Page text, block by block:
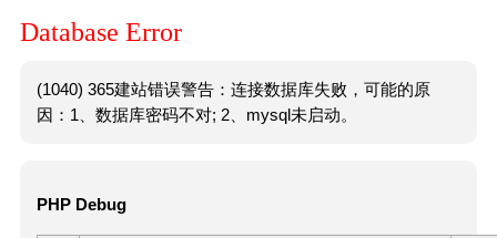
Database Error
(1040) 365建站错误警告：连接数据库失败，可能的原
因：1、数据库密码不对; 2、mysql未启动。
PHP Debug